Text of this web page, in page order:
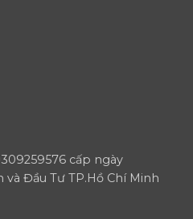
cấp ngày
và Đầu Tư TP.Hồ Chí Minh